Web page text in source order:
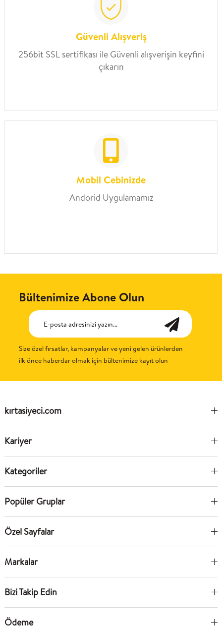
Güvenli Alışveriş
256bit SSL sertifikası ile Güvenli alışverişin keyfini
çıkarın
Mobil Cebinizde
Andorid Uygulamamız
Bültenimize Abone Olun
Size özel fırsatlar, kampanyalar ve yeni gelen ürünlerden
ilk önce haberdar olmak için bültenimize kayıt olun
kırtasiyeci.com
Kariyer
Kategoriler
Popüler Gruplar
Özel Sayfalar
Markalar
Bizi Takip Edin
Ödeme